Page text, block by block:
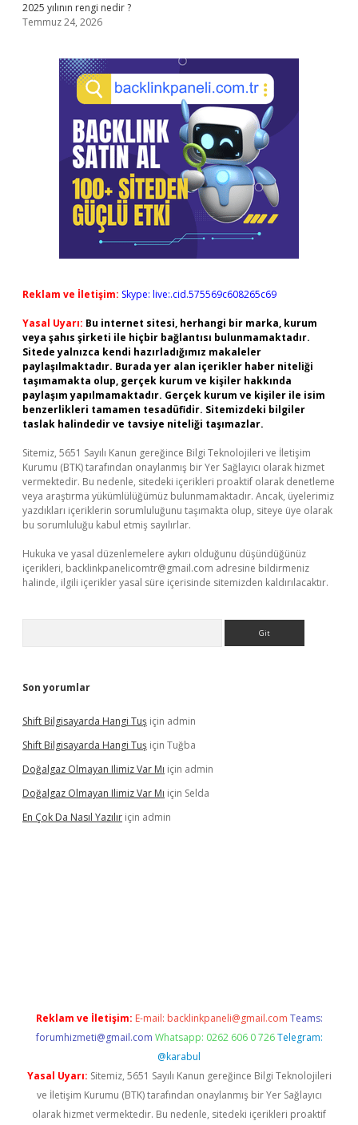
2025 yılının rengi nedir ?
Temmuz 24, 2026
Reklam ve İletişim: Skype: live:.cid.575569c608265c69
Yasal Uyarı: Bu internet sitesi, herhangi bir marka, kurum
veya şahıs şirketi ile hiçbir bağlantısı bulunmamaktadır.
Sitede yalnızca kendi hazırladığımız makaleler
paylaşılmaktadır. Burada yer alan içerikler haber niteliği
taşımamakta olup, gerçek kurum ve kişiler hakkında
paylaşım yapılmamaktadır. Gerçek kurum ve kişiler ile isim
benzerlikleri tamamen tesadüfidir. Sitemizdeki bilgiler
taslak halindedir ve tavsiye niteliği taşımazlar.
Sitemiz, 5651 Sayılı Kanun gereğince Bilgi Teknolojileri ve İletişim
Kurumu (BTK) tarafından onaylanmış bir Yer Sağlayıcı olarak hizmet
vermektedir. Bu nedenle, sitedeki içerikleri proaktif olarak denetleme
veya araştırma yükümlülüğümüz bulunmamaktadır. Ancak, üyelerimiz
yazdıkları içeriklerin sorumluluğunu taşımakta olup, siteye üye olarak
bu sorumluluğu kabul etmiş sayılırlar.
Hukuka ve yasal düzenlemelere aykırı olduğunu düşündüğünüz
içerikleri, backlinkpanelicomtr@gmail.com adresine bildirmeniz
halinde, ilgili içerikler yasal süre içerisinde sitemizden kaldırılacaktır.
Son yorumlar
Shift Bilgisayarda Hangi Tuş için admin
Shift Bilgisayarda Hangi Tuş için Tuğba
Doğalgaz Olmayan Ilimiz Var Mı için admin
Doğalgaz Olmayan Ilimiz Var Mı için Selda
En Çok Da Nasıl Yazılır için admin
Reklam ve İletişim: E-mail: backlinkpaneli@gmail.com Teams:
forumhizmeti@gmail.com Whatsapp: 0262 606 0 726 Telegram:
@karabul
Yasal Uyarı: Sitemiz, 5651 Sayılı Kanun gereğince Bilgi Teknolojileri
ve İletişim Kurumu (BTK) tarafından onaylanmış bir Yer Sağlayıcı
olarak hizmet vermektedir. Bu nedenle, sitedeki içerikleri proaktif